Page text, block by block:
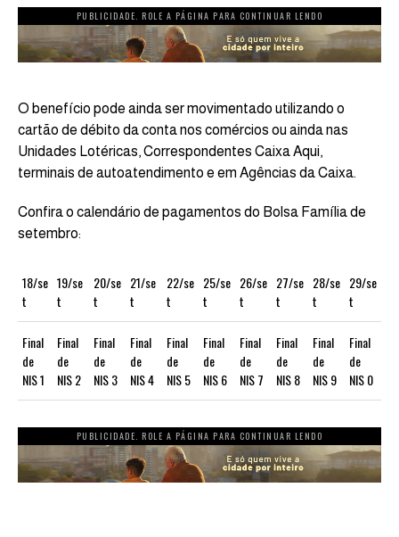
PUBLICIDADE. ROLE A PÁGINA PARA CONTINUAR LENDO
O benefício pode ainda ser movimentado utilizando o
cartão de débito da conta nos comércios ou ainda nas
Unidades Lotéricas, Correspondentes Caixa Aqui,
terminais de autoatendimento e em Agências da Caixa.
Confira o calendário de pagamentos do Bolsa Família de
setembro:
18/se
t
19/se
t
20/se
t
21/se
t
22/se
t
25/se
t
26/se
t
27/se
t
28/se
t
29/se
t
Final
de
NIS 1
Final
de
NIS 2
Final
de
NIS 3
Final
de
NIS 4
Final
de
NIS 5
Final
de
NIS 6
Final
de
NIS 7
Final
de
NIS 8
Final
de
NIS 9
Final
de
NIS 0
PUBLICIDADE. ROLE A PÁGINA PARA CONTINUAR LENDO